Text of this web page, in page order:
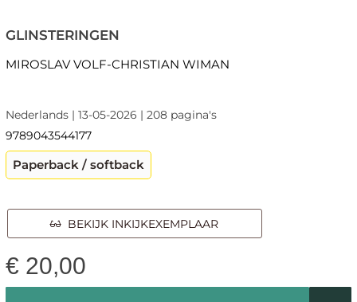
GLINSTERINGEN
MIROSLAV VOLF-CHRISTIAN WIMAN
Nederlands | 13-05-2026 | 208 pagina's
9789043544177
Paperback / softback
BEKIJK INKIJKEXEMPLAAR
€ 20,00